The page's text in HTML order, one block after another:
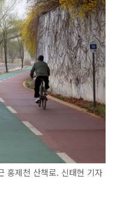
홍제천 산책로. 신태현 기자